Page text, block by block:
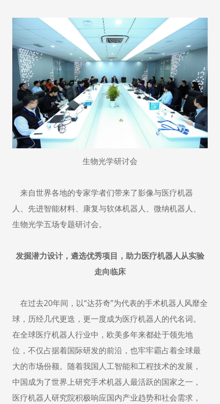
生物光学研讨会
来自世界各地的专家学者们带来了影像与医疗机器
人、先进智能材料、康复与软体机器人、微纳机器人、
生物光学五场专题研讨会。
发掘潜力设计，遴选优秀项目，助力医疗机器人从实验
走向临床
在过去20年间，以“达芬奇”为代表的手术机器人风靡全
球，历经几代更迭，更一度成为医疗机器人的代名词。
在全球医疗机器人行业中，欧美多年来都处于领先地
位，不仅占据着国际研发的前沿，也牢牢霸占着全球最
大的市场份额。随着我国人工智能和工程技术的发展，
中国成为了世界上研究手术机器人最活跃的国家之一，
医疗机器人研究院积极响应国内产业趋势和社会需求，